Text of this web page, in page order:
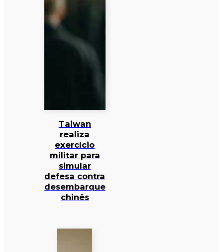
Taiwan
realiza
exercício
militar para
simular
defesa contra
desembarque
chinês